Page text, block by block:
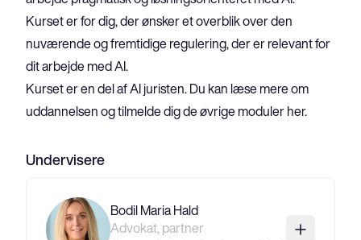
Kurset er for dig, der ønsker et overblik over den
nuværende og fremtidige regulering, der er relevant for
dit arbejde med AI.
Kurset er en del af AI juristen . Du kan læse mere om
uddannelsen og tilmelde dig de øvrige moduler her.
Undervisere
Bodil Maria Hald
Advokat, partner